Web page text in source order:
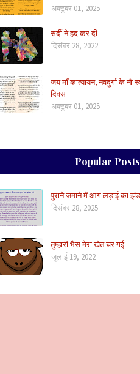
अक्टूबर 01, 2025
सर्दी ने हद कर दी
दिसंबर 28, 2022
जय माँ कात्यायन, नवदुर्गा के नौ
दिवस
अक्टूबर 01, 2025
Popular Posts
पुराने जमाने में आग लड़ाई का
दिसंबर 28, 2025
तुम्हारी भैस मेरा खेत चर गई
जुलाई 19, 2022